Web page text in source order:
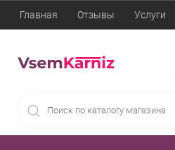
Главная Отзывы Услуги